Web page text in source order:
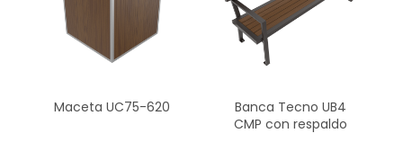
Maceta UC75-620
Banca Tecno UB4
CMP con respaldo